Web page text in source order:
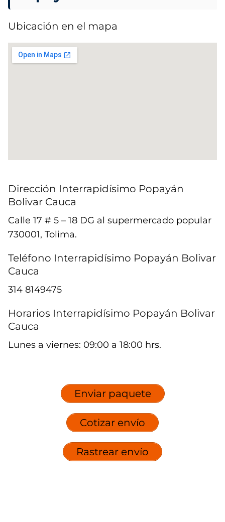
Ubicación en el mapa
Dirección Interrapidísimo Popayán
Bolivar Cauca
Calle 17 # 5 – 18 DG al supermercado popular
730001, Tolima.
Teléfono Interrapidísimo Popayán Bolivar
Cauca
314 8149475
Horarios Interrapidísimo Popayán Bolivar
Cauca
Lunes a viernes: 09:00 a 18:00 hrs.
Enviar paquete
Cotizar envío
Rastrear envío